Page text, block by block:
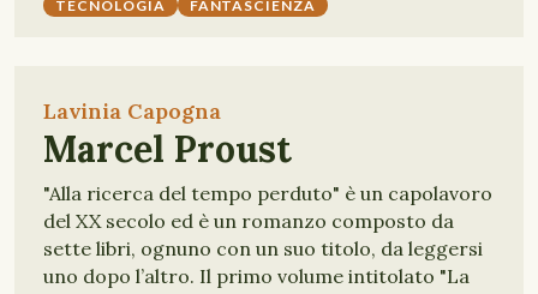
TECNOLOGIA FANTASCIENZA
Lavinia Capogna
Marcel Proust
"Alla ricerca del tempo perduto" è un capolavoro
del XX secolo ed è un romanzo composto da
sette libri, ognuno con un suo titolo, da leggersi
uno dopo l’altro. Il primo volume intitolato "La